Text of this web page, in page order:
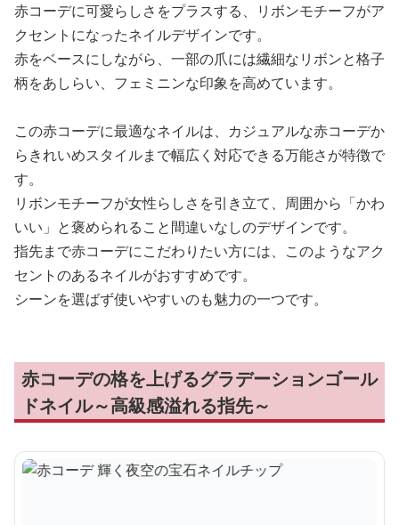
赤コーデに可愛らしさをプラスする、リボンモチーフがア
クセントになったネイルデザインです。
赤をベースにしながら、一部の爪には繊細なリボンと格子
柄をあしらい、フェミニンな印象を高めています。
この赤コーデに最適なネイルは、カジュアルな赤コーデか
らきれいめスタイルまで幅広く対応できる万能さが特徴で
す。
リボンモチーフが女性らしさを引き立て、周囲から「かわ
いい」と褒められること間違いなしのデザインです。
指先まで赤コーデにこだわりたい方には、このようなアク
セントのあるネイルがおすすめです。
シーンを選ばず使いやすいのも魅力の一つです。
赤コーデの格を上げるグラデーションゴール
ドネイル～高級感溢れる指先～